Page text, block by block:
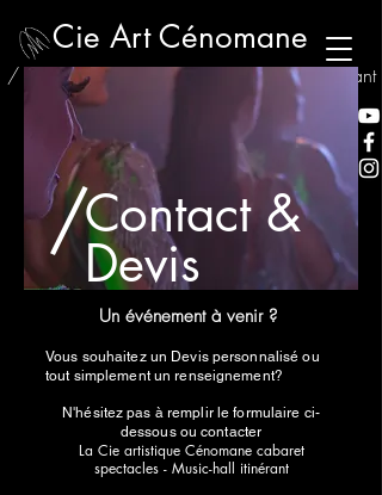
Cie Art Cénomane
/ Spectacles de Cabaret / Music-hall itinérant
Contact &
Devis
/
Un événement à venir ?
Vous souhaitez un Devis personnalisé ou
tout simplement un renseignement?
N'hésitez pas à remplir le formulaire ci-
dessous ou contacter
La Cie artistique Cénomane cabaret
spectacles - Music-hall itinérant